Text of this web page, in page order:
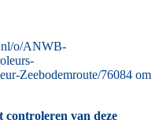
o/ANWB-
Zeebodemroute/76084 om
controleren van deze